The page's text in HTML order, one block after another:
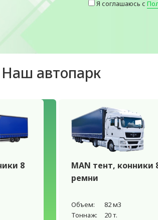
Я соглашаюсь с
Наш автопарк
8
MAN тент, конники
ремни
Объем:
82 м3
Тоннаж:
20 т.